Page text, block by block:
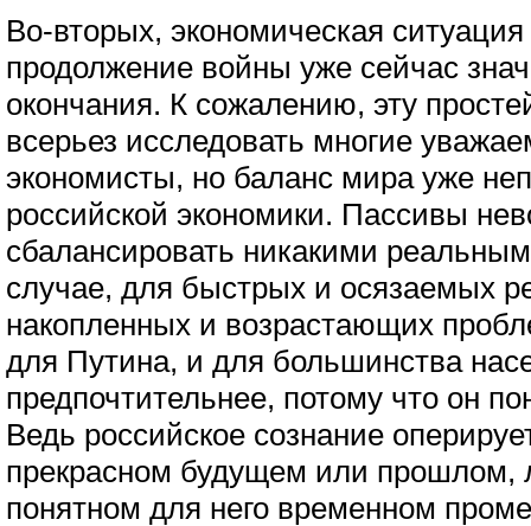
Во-вторых, экономическая ситуация
продолжение войны уже сейчас
окончания. К сожалению, эту
всерьез исследовать многие
экономисты, но баланс мира уже
российской экономики. Пассивы
сбалансировать никакими
случае, для быстрых и осязаемых
накопленных и возрастающих
для Путина, и для большинства
предпочтительнее, потому что он
Ведь российское сознание
прекрасном будущем или прошлом,
понятном для него временном